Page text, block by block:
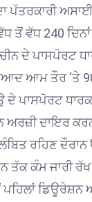
ਪੱਤਰਕਾਰੀ
ਤੋਂ ਵੱਧ 240
ਦੇ ਪਾਸਪੋਰਟ
ਆਮ ਤੌਰ ‘ਤੇ
ਦੇ ਪਾਸਪੋਰਟ
ਅਰਜ਼ੀ ਦਾਇਰ
ਰਹਿਣ
ਤੱਕ ਕੰਮ ਜਾਰੀ
ਪਹਿਲਾਂ